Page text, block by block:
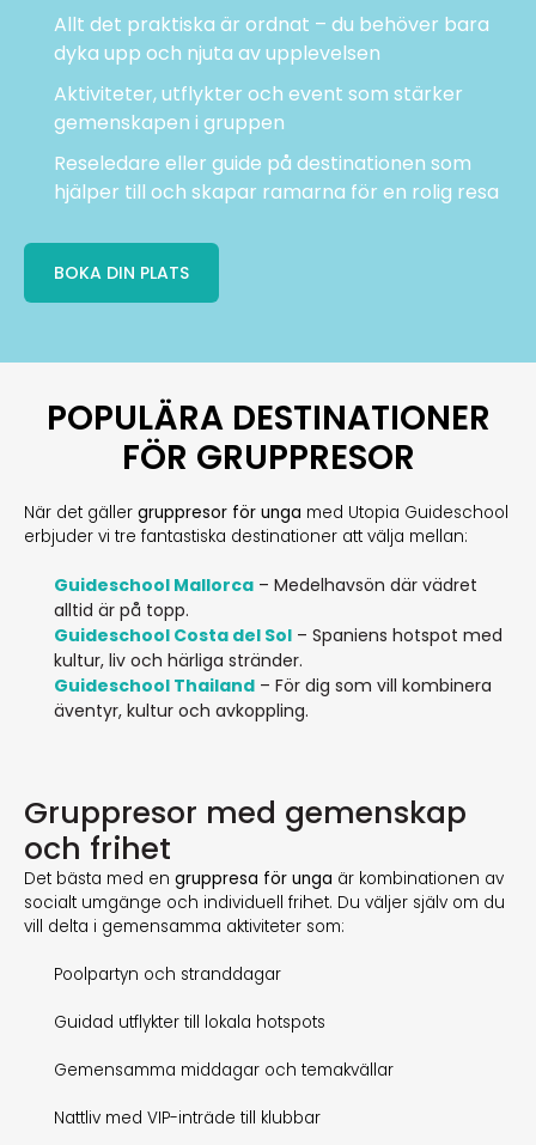
Allt det praktiska är ordnat – du behöver bara
dyka upp och njuta av upplevelsen
Aktiviteter, utflykter och event som stärker
gemenskapen i gruppen
Reseledare eller guide på destinationen som
hjälper till och skapar ramarna för en rolig resa
BOKA DIN PLATS
POPULÄRA DESTINATIONER
FÖR GRUPPRESOR
När det gäller gruppresor för unga med Utopia Guideschool
erbjuder vi tre fantastiska destinationer att välja mellan:
Guideschool Mallorca – Medelhavsön där vädret
alltid är på topp.
Guideschool Costa del Sol – Spaniens hotspot med
kultur, liv och härliga stränder.
Guideschool Thailand – För dig som vill kombinera
äventyr, kultur och avkoppling.
Gruppresor med gemenskap
och frihet
Det bästa med en gruppresa för unga är kombinationen av
socialt umgänge och individuell frihet. Du väljer själv om du
vill delta i gemensamma aktiviteter som:
Poolpartyn och stranddagar
Guidad utflykter till lokala hotspots
Gemensamma middagar och temakvällar
Nattliv med VIP-inträde till klubbar